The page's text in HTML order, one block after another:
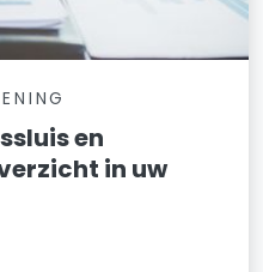
en
in uw